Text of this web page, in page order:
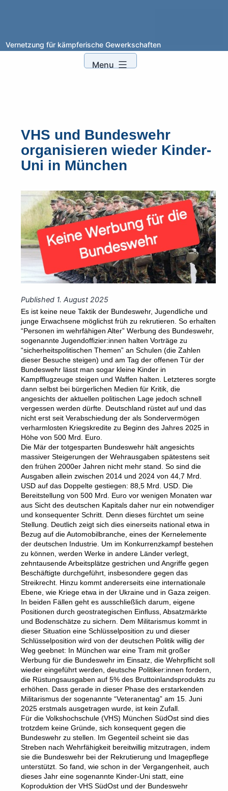
Skip
to
Vernetzung für kämpferische Gewerkschaften
Menu
VHS und Bundeswehr
organisieren wieder Kinder-
Uni in München
Published 1. August 2025
Es ist keine neue Taktik der Bundeswehr, Jugendliche und
junge Erwachsene möglichst früh zu rekrutieren. So erhalten
“Personen im wehrfähigen Alter” Werbung des Bundeswehr,
sogenannte Jugendoffizier:innen halten Vorträge zu
“sicherheitspolitischen Themen” an Schulen (die Zahlen
dieser Besuche steigen) und am Tag der offenen Tür der
Bundeswehr lässt man sogar kleine Kinder in
Kampfflugzeuge steigen und Waffen halten. Letzteres sorgte
dann selbst bei bürgerlichen Medien für Kritik, die
angesichts der aktuellen politischen Lage jedoch schnell
vergessen werden dürfte. Deutschland rüstet auf und das
nicht erst seit Verabschiedung der als Sondervermögen
verharmlosten Kriegskredite zu Beginn des Jahres 2025 in
Höhe von 500 Mrd. Euro.
Die Mär der totgesparten Bundeswehr hält angesichts
massiver Steigerungen der Wehrausgaben spätestens seit
den frühen 2000er Jahren nicht mehr stand. So sind die
Ausgaben allein zwischen 2014 und 2024 von 44,7 Mrd.
USD auf das Doppelte gestiegen: 88,5 Mrd. USD. Die
Bereitstellung von 500 Mrd. Euro vor wenigen Monaten war
aus Sicht des deutschen Kapitals daher nur ein notwendiger
und konsequenter Schritt. Denn dieses fürchtet um seine
Stellung. Deutlich zeigt sich dies einerseits national etwa in
Bezug auf die Automobilbranche, eines der Kernelemente
der deutschen Industrie. Um im Konkurrenzkampf bestehen
zu können, werden Werke in andere Länder verlegt,
zehntausende Arbeitsplätze gestrichen und Angriffe gegen
Beschäftigte durchgeführt, insbesondere gegen das
Streikrecht. Hinzu kommt andererseits eine internationale
Ebene, wie Kriege etwa in der Ukraine und in Gaza zeigen.
In beiden Fällen geht es ausschließlich darum, eigene
Positionen durch geostrategischen Einfluss, Absatzmärkte
und Bodenschätze zu sichern. Dem Militarismus kommt in
dieser Situation eine Schlüsselposition zu und dieser
Schlüsselposition wird von der deutschen Politik willig der
Weg geebnet: In München war eine Tram mit großer
Werbung für die Bundeswehr im Einsatz, die Wehrpflicht soll
wieder eingeführt werden, deutsche Politiker:innen fordern,
die Rüstungsausgaben auf 5% des Bruttoinlandsprodukts zu
erhöhen. Dass gerade in dieser Phase des erstarkenden
Militarismus der sogenannte “Veteranentag” am 15. Juni
2025 erstmals ausgetragen wurde, ist kein Zufall.
Für die Volkshochschule (VHS) München SüdOst sind dies
trotzdem keine Gründe, sich konsequent gegen die
Bundeswehr zu stellen. Im Gegenteil scheint sie das
Streben nach Wehrfähigkeit bereitwillig mitzutragen, indem
sie die Bundeswehr bei der Rekrutierung und Imagepflege
unterstützt. So fand, wie schon in der Vergangenheit, auch
dieses Jahr eine sogenannte Kinder-Uni statt, eine
Koproduktion der VHS SüdOst und der Bundeswehr